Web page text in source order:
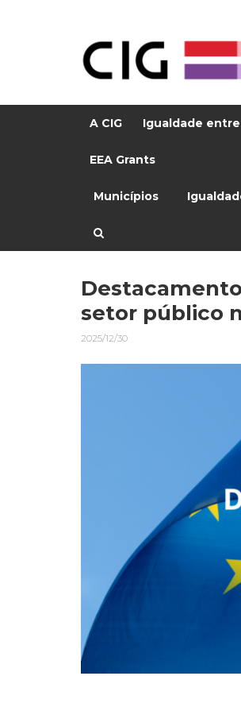
A CIG Igualdade
EEA Grants
Municípios
setor público
2025/12/30